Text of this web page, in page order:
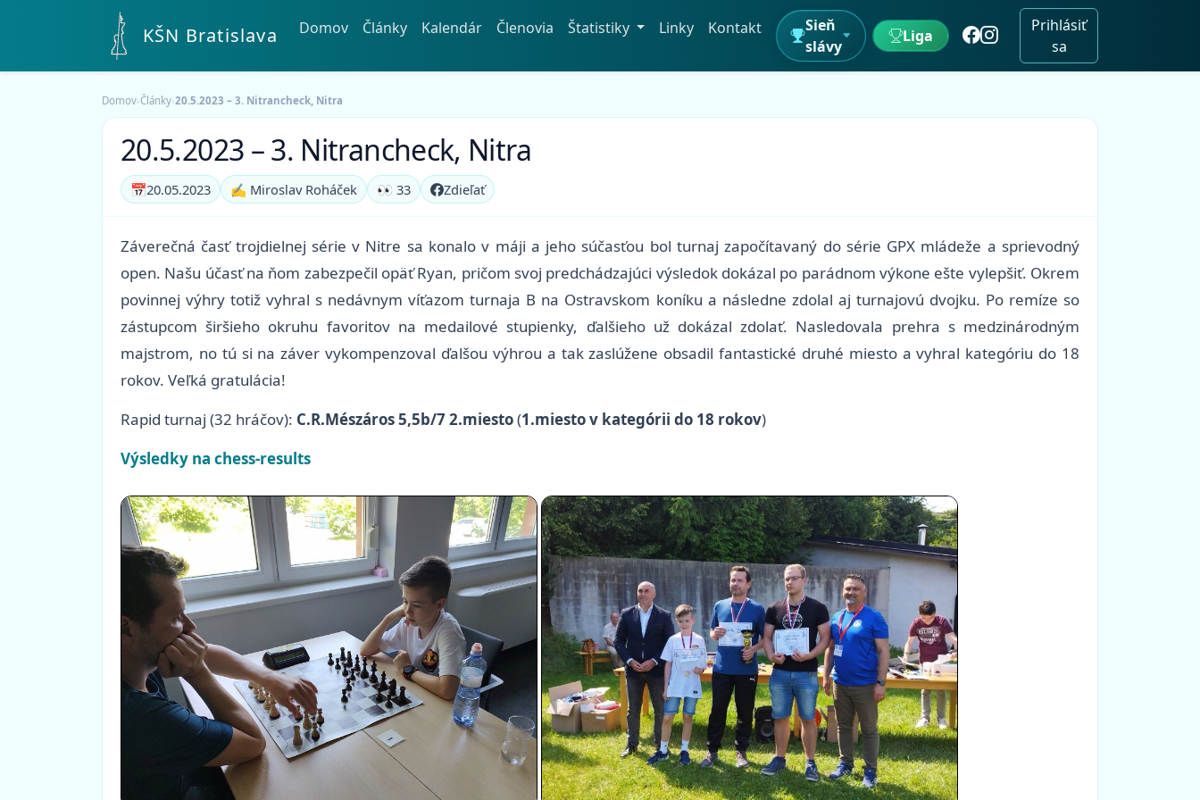
KŠN Bratislava Domov Články Kalendár Členovia Štatistiky Linky Kontakt
Sieň
slávy
Liga
Prihlásiť
sa
Domov›Články›20.5.2023 – 3. Nitrancheck, Nitra
20.5.2023 – 3. Nitrancheck, Nitra
📅20.05.2023 ✍️ Miroslav Roháček 👀 33 Zdieľať
Záverečná časť trojdielnej série v Nitre sa konalo v máji a jeho súčasťou bol turnaj započítavaný do série GPX mládeže a sprievodný
open. Našu účasť na ňom zabezpečil opäť Ryan, pričom svoj predchádzajúci výsledok dokázal po parádnom výkone ešte vylepšiť. Okrem
povinnej výhry totiž vyhral s nedávnym víťazom turnaja B na Ostravskom koníku a následne zdolal aj turnajovú dvojku. Po remíze so
zástupcom širšieho okruhu favoritov na medailové stupienky, ďalšieho už dokázal zdolať. Nasledovala prehra s medzinárodným
majstrom, no tú si na záver vykompenzoval ďalšou výhrou a tak zaslúžene obsadil fantastické druhé miesto a vyhral kategóriu do 18
rokov. Veľká gratulácia!
Rapid turnaj (32 hráčov): C.R.Mészáros 5,5b/7 2.miesto(1.miesto v kategórii do 18 rokov)
Výsledky na chess-results